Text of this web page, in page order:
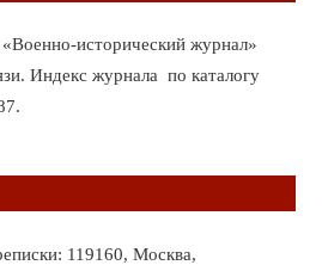
исторический журнал»
Индекс журнала по каталогу
119160, Москва,